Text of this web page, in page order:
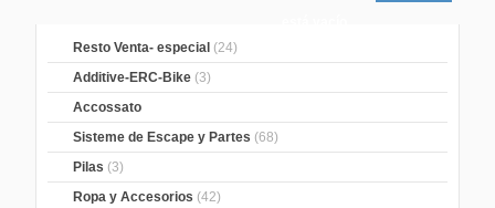
Resto Venta- especial (24)
Additive-ERC-Bike (3)
Accossato
Sisteme de Escape y Partes (68)
Pilas (3)
Ropa y Accesorios (42)